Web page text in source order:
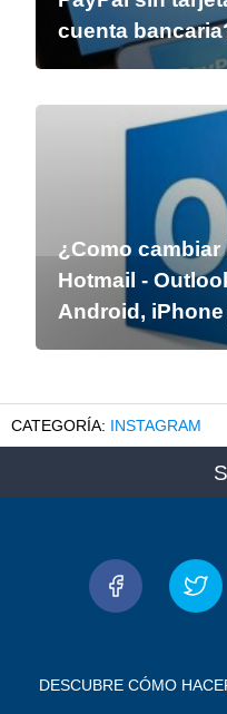
cuenta
¿Como
Hotmail -
Android, iPhone
INSTAGRAM
DESCUBRE CÓMO